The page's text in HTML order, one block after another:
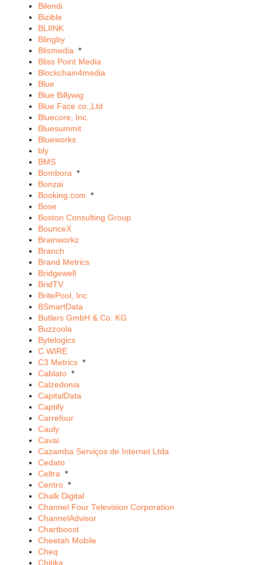
Bilendi
Bizible
BLIINK
Blingby
Blismedia *
Bliss Point Media
Blockchain4media
Blue
Blue Billywig
Blue Face co.,Ltd
Bluecore, Inc.
Bluesummit
Blueworks
bly
BMS
Bombora *
Bonzai
Booking.com *
Bose
Boston Consulting Group
BounceX
Brainworkz
Branch
Brand Metrics
Bridgewell
BridTV
BritePool, Inc.
BSmartData
Butlers GmbH & Co. KG
Buzzoola
Bytelogics
C WIRE
C3 Metrics *
Cablato *
Calzedonia
CapitalData
Captify
Carrefour
Cauly
Cavai
Cazamba Serviços de Internet Ltda
Cedato
Celtra *
Centro *
Chalk Digital
Channel Four Television Corporation
ChannelAdvisor
Chartboost
Cheetah Mobile
Cheq
Chitika